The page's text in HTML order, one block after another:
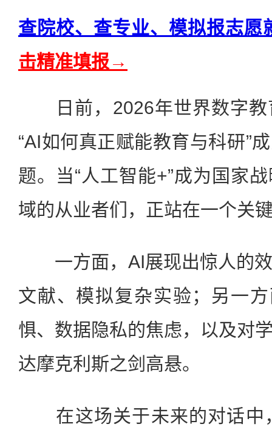
查院校、查专业、模拟报志
击精准填报→
日前，2026年世界数字教
“AI如何真正赋能教育与科研”
题。当“人工智能+”成为国家
域的从业者们，正站在一个关
一方面，AI展现出惊人的效
文献、模拟复杂实验；另一
惧、数据隐私的焦虑，以及对
达摩克利斯之剑高悬。
在这场关于未来的对话中